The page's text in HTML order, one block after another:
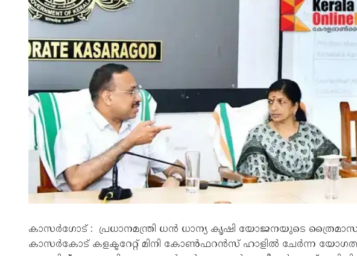
കാസർ​ഗോട് : പ്രധാനമന്ത്രി ധൻ ധാന്യ കൃഷി യോജനയുടെ
കാസർകോട് കളക്ടറേറ്റ് മിനി കോൺഫറൻസ് ഹാളിൽ ചേർന്ന